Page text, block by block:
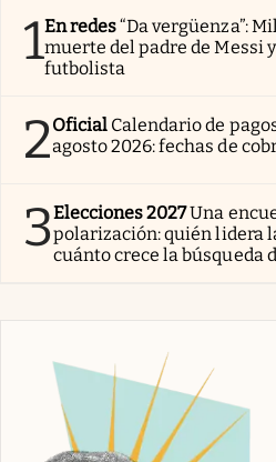
1En redes“Da vergüenza”:
muerte del padre de Messi
futbolista
2Oficial Calendario de
agosto 2026: fechas de
3Elecciones 2027Una
polarización: quién lidera
cuánto crece la búsqueda